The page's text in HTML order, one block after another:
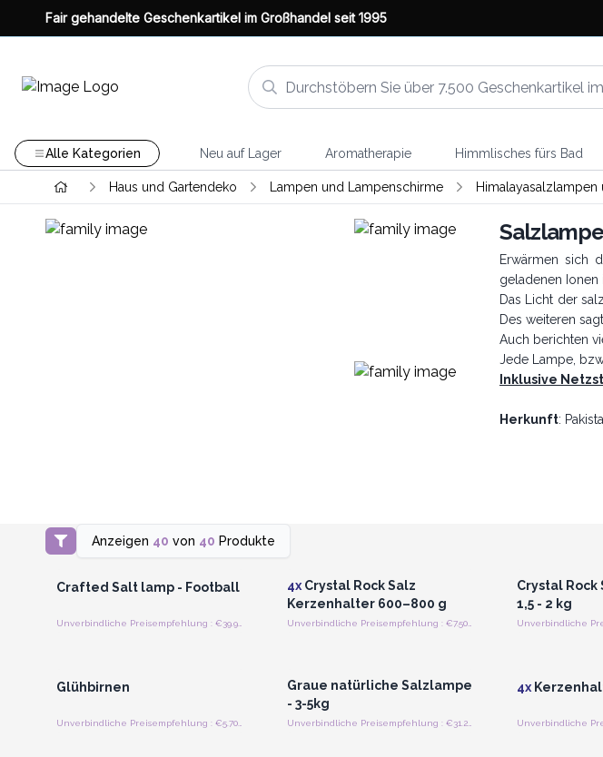
Fair gehandelte Geschenkartikel im Großhandel seit 1995
Alle Kategorien Neu auf Lager Aromatherapie Himmlisches fürs Bad
Haus und Gartendeko Lampen und Lampenschirme
Erwärmen sich
geladenen Ionen
Das Licht der
Des weiteren
Auch berichten
Jede Lampe,
Inklusive
Herkunft:
Anzeigen 40 von 40 Produkte
Anmelden oder Registrieren
für Großhandelspreise
Crafted Salt lamp - Football 4xCrystal Rock Salz
Kerzenhalter 600–800 g
Unverbindliche Preisempfehlung : €7.50/Inhaber
Crystal Rock
1,5 - 2 kg
Glühbirnen
Graue natürliche Salzlampe
- 3-5kg
Unverbindliche Preisempfehlung : €31.25/Lampe
4x